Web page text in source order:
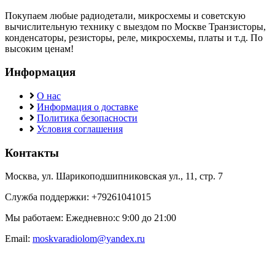
Покупаем любые радиодетали, микросхемы и советскую
вычислительную технику с выездом по Москве Транзисторы,
конденсаторы, резисторы, реле, микросхемы, платы и т.д. По
высоким ценам!
Информация
О нас
Информация о доставке
Политика безопасности
Условия соглашения
Контакты
Москва, ул. Шарикоподшипниковская ул., 11, стр. 7
Служба поддержки: +79261041015
Мы работаем: Ежедневно:с 9:00 до 21:00
Email: moskvaradiolom@yandex.ru